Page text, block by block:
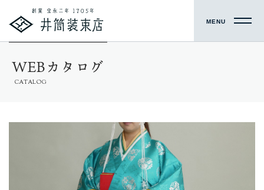
MENU
WEBカタログ
CATALOG